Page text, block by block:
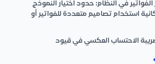
في النظام: حدود اختيار النموذج
استخدام تصاميم متعددة للفواتير أو
الاحتساب العكسي في قيود